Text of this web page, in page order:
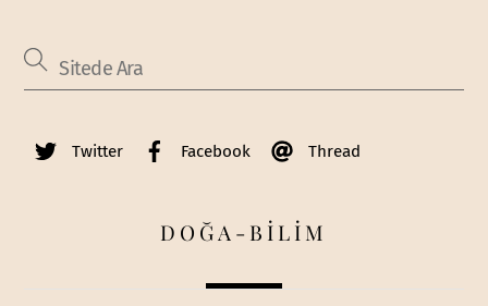
Twitter Facebook Thread
DOĞA-BİLİM